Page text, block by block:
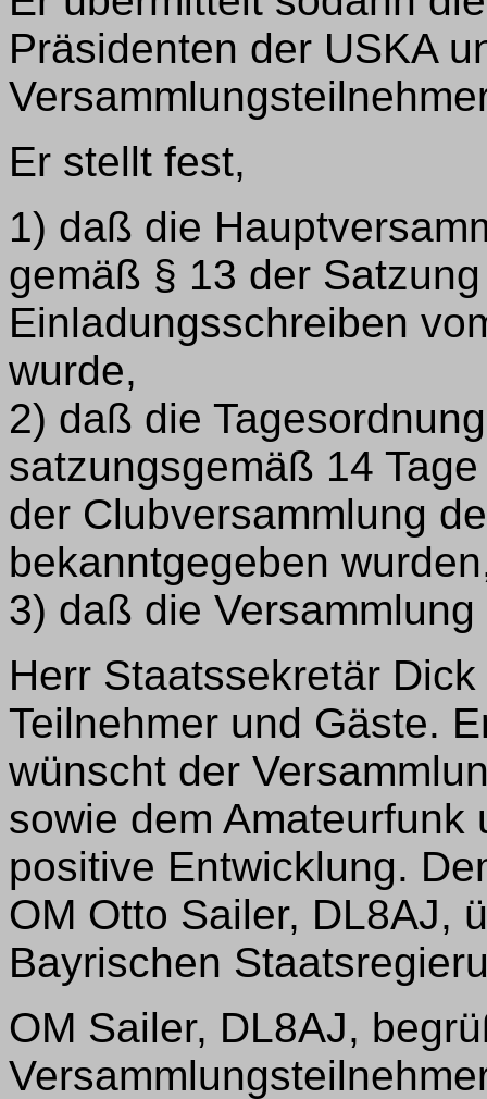
Präsidenten der USKA
Er stellt fest,
1) daß die
gemäß § 13 der
Einladungsschreiben
wurde,
2) daß die
satzungsgemäß 14
der Clubversammlung
bekanntgegeben
3) daß die
Herr Staatssekretär
Teilnehmer und Gäste.
wünscht der
sowie dem Amateurfunk
positive Entwicklung.
OM Otto Sailer, DL8AJ,
Bayrischen
OM Sailer, DL8AJ,